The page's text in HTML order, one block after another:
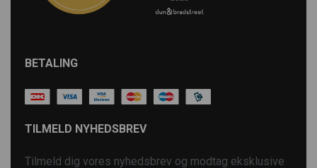
BETALING
TILMELD NYHEDSBREV
Tilmeld dig vores nyhedsbrev og modtag eksklusive